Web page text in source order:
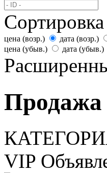
Сортировка
цена (возр.)
дата (возр.)
цена (убыв.)
дата (убыв.)
Продажа
VIP